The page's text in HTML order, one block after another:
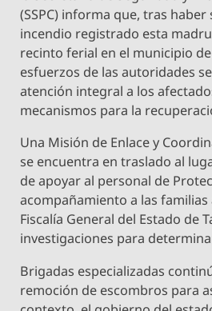
(SSPC) informa que, tras
incendio registrado esta
recinto ferial en el municipio
esfuerzos de las autoridades
atención integral a los
mecanismos para la
Una Misión de Enlace y
se encuentra en traslado al
de apoyar al personal de
acompañamiento a las
Fiscalía General del Estado de
investigaciones para
Brigadas especializadas
remoción de escombros para